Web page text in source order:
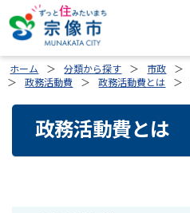
ホーム 分類から探す 市政
政務活動費
政務活動費とは
政務活動費とは